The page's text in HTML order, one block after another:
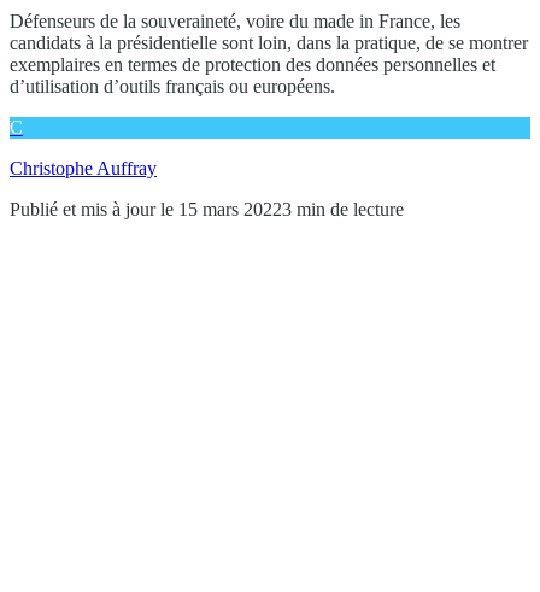
Défenseurs de la souveraineté, voire du made in France, les
candidats à la présidentielle sont loin, dans la pratique, de se montrer
exemplaires en termes de protection des données personnelles et
d’utilisation d’outils français ou européens.
C
Christophe Auffray
Publié et mis à jour le 15 mars 20223 min de lecture